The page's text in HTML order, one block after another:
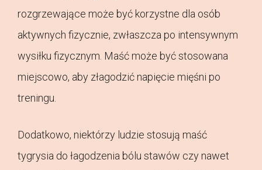
rozgrzewające może być korzystne dla osób
aktywnych fizycznie, zwłaszcza po intensywnym
wysiłku fizycznym. Maść może być stosowana
miejscowo, aby złagodzić napięcie mięśni po
treningu.
Dodatkowo, niektórzy ludzie stosują maść
tygrysia do łagodzenia bólu stawów czy nawet